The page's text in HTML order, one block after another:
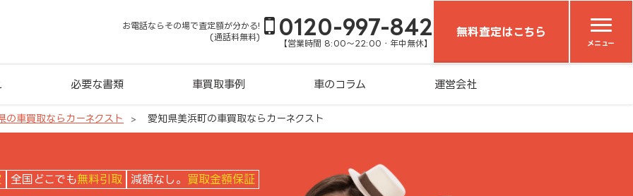
お電話ならその場で査定額が分かる!
(通話料無料)
0120-997-842
【営業時間 8:00～22:00・年中無休】
無料査定はこちら
メニュー
必要な書類 車買取事例 車のコラム 運営会社
の車買取ならカーネクスト 愛知県美浜町の車買取ならカーネクスト
全国どこでも無料引取 減額なし。 買取金額保証